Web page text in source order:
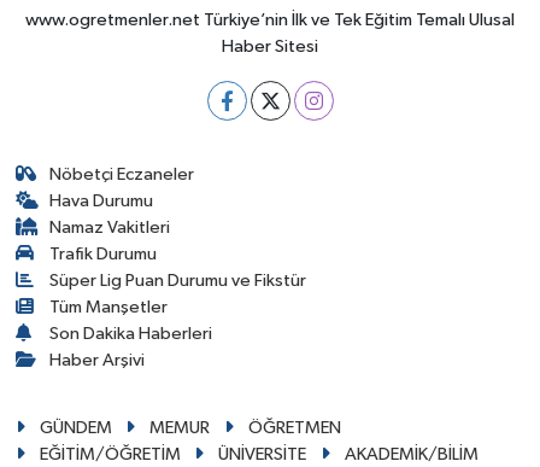
www.ogretmenler.net Türkiye’nin İlk ve Tek Eğitim Temalı Ulusal
Haber Sitesi
Nöbetçi Eczaneler
Hava Durumu
Namaz Vakitleri
Trafik Durumu
Süper Lig Puan Durumu ve Fikstür
Tüm Manşetler
Son Dakika Haberleri
Haber Arşivi
GÜNDEM MEMUR
ÖĞRETMEN
EĞİTİM/ÖĞRETİM
ÜNİVERSİTE
AKADEMİK/BİLİM